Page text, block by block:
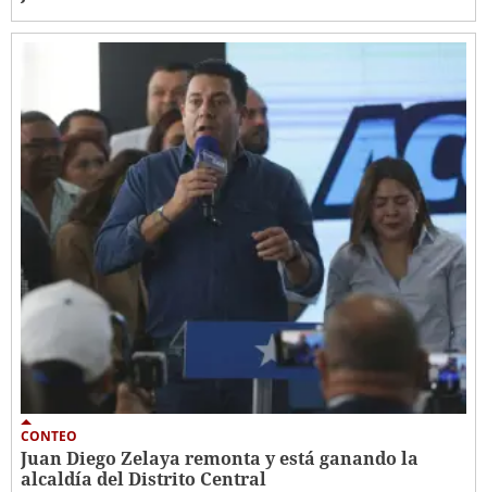
CONTEO
Juan Diego Zelaya remonta y está ganando la
alcaldía del Distrito Central